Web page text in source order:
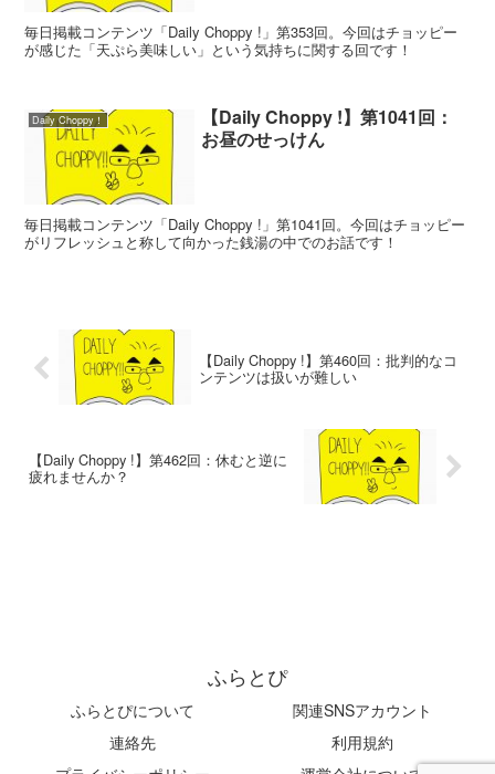
毎日掲載コンテンツ「Daily Choppy !」第353回。今回はチョッピー
が感じた「天ぷら美味しい」という気持ちに関する回です！
Daily Choppy！
【Daily Choppy !】第1041回：
お昼のせっけん
毎日掲載コンテンツ「Daily Choppy !」第1041回。今回はチョッピー
がリフレッシュと称して向かった銭湯の中でのお話です！
【Daily Choppy !】第460回：批判的なコ
ンテンツは扱いが難しい
【Daily Choppy !】第462回：休むと逆に
疲れませんか？
ふらとぴ
ふらとぴについて
関連SNSアカウント
連絡先
利用規約